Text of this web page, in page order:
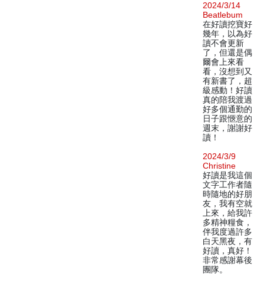
2024/3/14
Beatlebum
在好讀挖寶好
幾年，以為好
讀不會更新
了，但還是偶
爾會上來看
看，沒想到又
有新書了，超
級感動！好讀
真的陪我渡過
好多個通勤的
日子跟愜意的
週末，謝謝好
讀！
2024/3/9
Christine
好讀是我這個
文字工作者隨
時隨地的好朋
友，我有空就
上來，給我許
多精神糧食，
伴我度過許多
白天黑夜，有
好讀，真好！
非常感謝幕後
團隊。